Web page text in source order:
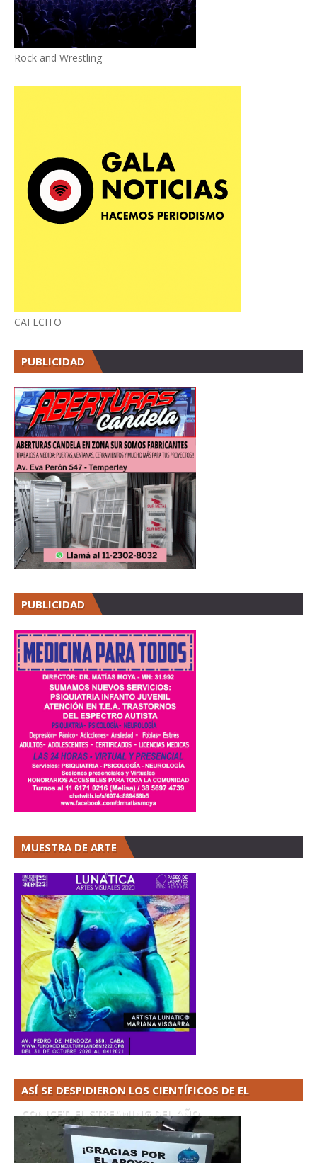
Rock and Wrestling
CAFECITO
PUBLICIDAD
PUBLICIDAD
MUESTRA DE ARTE
ASÍ SE DESPIDIERON LOS CIENTÍFICOS DE EL
CONICET. EL STREAMING DEL AÑO